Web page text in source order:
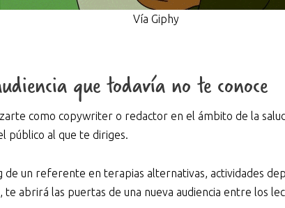
Vía Giphy
que todavía no te conoce
como copywriter o redactor en el ámbito de la
público al que te diriges.
de un referente en terapias alternativas, actividades
abrirá las puertas de una nueva audiencia entre los